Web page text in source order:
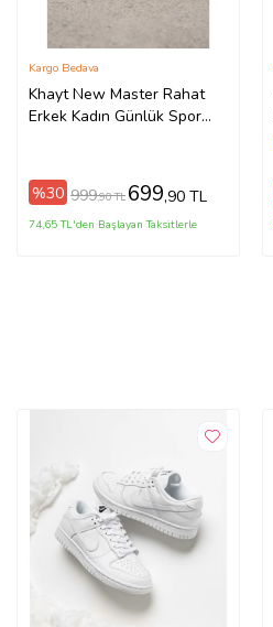
Khayt New Master Rahat
Erkek Kadın Günlük Spor
Kargo Bedava
%30 999,90 TL 699,90 TL
74,65 TL'den Başlayan Taksitlerle